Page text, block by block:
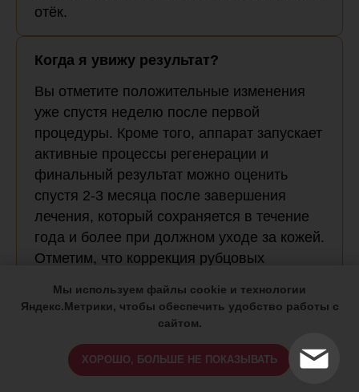
отёк.
Когда я увижу результат?
Вы отметите положительные изменения
уже спустя неделю после первой
процедуры. Кроме того, аппарат запускает
активные процессы регенерации и
финальный результат можно оценить
спустя 2-3 месяца после завершения
лечения, который сохраняется в течение
года и более при должном уходе за кожей.
Отметим, что коррекция рубцовых
продолжительная.
Это больно?
Болевой порог у всех разный, но
Мы используем файлы cookie и технологии
Яндекс.Метрики, чтобы обеспечить удобство работы с
сайтом.
ХОРОШО, БОЛЬШЕ НЕ ПОКАЗЫВАТЬ